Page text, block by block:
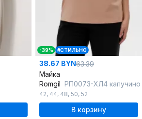
-39% #СТИЛЬНО
38.67 BYN63.39
Майка
Romgil РП0073-ХЛ4 капучино
42, 44, 48, 50, 52
В корзину